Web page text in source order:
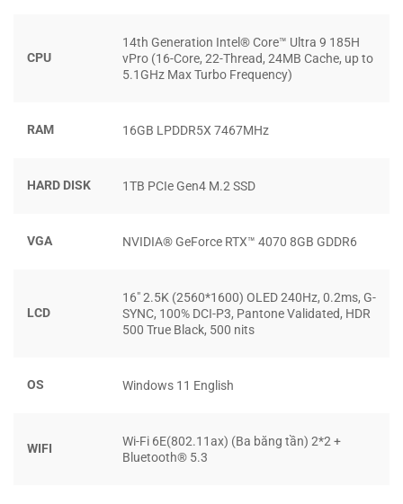
sẵn sàng đáp ứng mọi tác vụ đòi hỏi hiệu năng cao
như chơi game, đồ họa, render video hay thậm chí trí tuệ
Lên đến 24 nhân và 32 luồng
Xung nhịp Turbo cao nhất 5,8GHz
CPU
14th Generation Intel® Core™ Ultra 9 185H
vPro (16-Core, 22-Thread, 24MB Cache, up to
5.1GHz Max Turbo Frequency)
RAM 16GB LPDDR5X 7467MHz
HARD DISK 1TB PCIe Gen4 M.2 SSD
VGA NVIDIA® GeForce RTX™ 4070 8GB GDDR6
LCD
16″ 2.5K (2560*1600) OLED 240Hz, 0.2ms, G-
SYNC, 100% DCI-P3, Pantone Validated, HDR
500 True Black, 500 nits
OS Windows 11 English
WIFI
Wi-Fi 6E(802.11ax) (Ba băng tần) 2*2 +
Bluetooth® 5.3